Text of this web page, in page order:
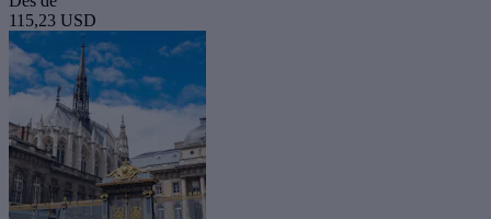
115,23 USD